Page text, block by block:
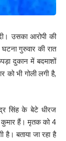
उसका आरोपी की
गुरुवार की रात
दुकान में बदमाशों
को भी गोली लगी है,
सिंह के बेटे धीरज
कुमार हैं। मृतक को 4
है। बताया जा रहा है